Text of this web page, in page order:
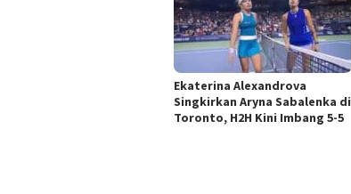
Ekaterina Alexandrova
Singkirkan Aryna Sabalenka di
Toronto, H2H Kini Imbang 5-5